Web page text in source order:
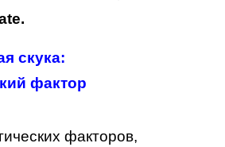
скука:
фактор
факторов,